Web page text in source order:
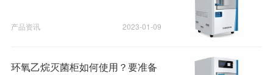
2023-01-09
产品资讯
环氧乙烷灭菌柜如何使用？要准备